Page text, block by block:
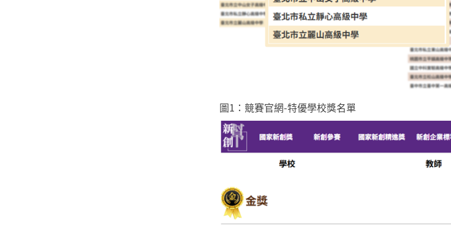
圖1：競賽官網-特優學校獎名單